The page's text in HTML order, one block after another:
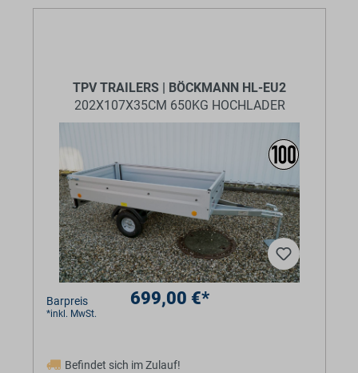
TPV TRAILERS | BÖCKMANN HL-EU2
202X107X35CM 650KG HOCHLADER
Barpreis 699,00 €*
*inkl. MwSt.
Befindet sich im Zulauf!